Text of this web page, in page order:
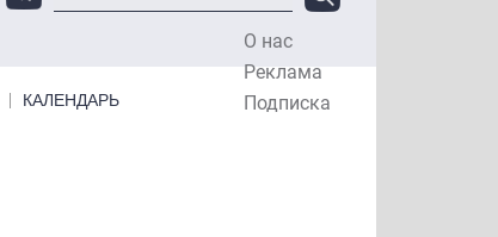
О нас
Реклама
Подписка
КАЛЕНДАРЬ